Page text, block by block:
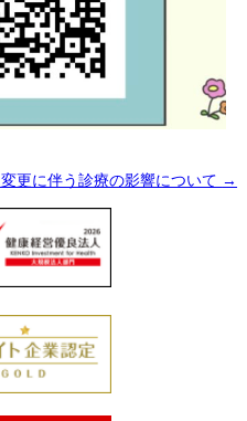
更に伴う診療の影響について →